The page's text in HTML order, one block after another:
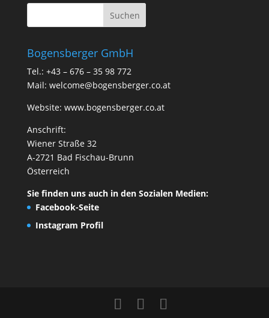
Bogensberger GmbH
Tel.: +43 – 676 – 35 98 772
Mail: welcome@bogensberger.co.at
Website: www.bogensberger.co.at
Anschrift:
Wiener Straße 32
A-2721 Bad Fischau-Brunn
Österreich
Sie finden uns auch in den Sozialen Medien:
Facebook-Seite
Instagram Profil